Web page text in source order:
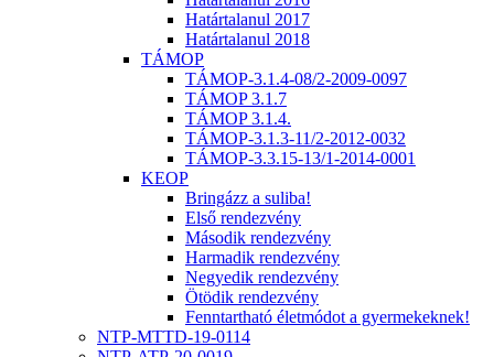
Határtalanul 2017
Határtalanul 2018
TÁMOP
TÁMOP-3.1.4-08/2-2009-0097
TÁMOP 3.1.7
TÁMOP 3.1.4.
TÁMOP-3.1.3-11/2-2012-0032
TÁMOP-3.3.15-13/1-2014-0001
KEOP
Bringázz a suliba!
Első rendezvény
Második rendezvény
Harmadik rendezvény
Negyedik rendezvény
Ötödik rendezvény
Fenntartható életmódot a gyermekeknek!
NTP-MTTD-19-0114